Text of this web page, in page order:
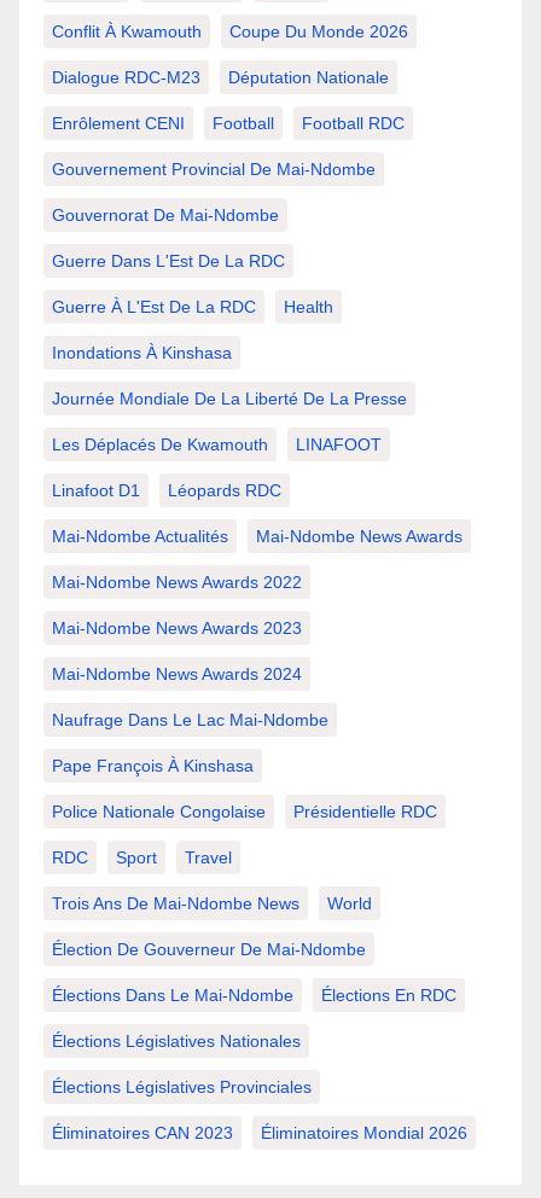
Conflit À Kwamouth Coupe Du Monde 2026
Dialogue RDC-M23 Députation Nationale
Enrôlement CENI Football Football RDC
Gouvernement Provincial De Mai-Ndombe
Gouvernorat De Mai-Ndombe
Guerre Dans L'Est De La RDC
Guerre À L'Est De La RDC Health
Inondations À Kinshasa
Journée Mondiale De La Liberté De La Presse
Les Déplacés De Kwamouth LINAFOOT
Linafoot D1 Léopards RDC
Mai-Ndombe Actualités Mai-Ndombe News Awards
Mai-Ndombe News Awards 2022
Mai-Ndombe News Awards 2023
Mai-Ndombe News Awards 2024
Naufrage Dans Le Lac Mai-Ndombe
Pape François À Kinshasa
Police Nationale Congolaise Présidentielle RDC
RDC Sport Travel
Trois Ans De Mai-Ndombe News World
Élection De Gouverneur De Mai-Ndombe
Élections Dans Le Mai-Ndombe Élections En RDC
Élections Législatives Nationales
Élections Législatives Provinciales
Éliminatoires CAN 2023 Éliminatoires Mondial 2026